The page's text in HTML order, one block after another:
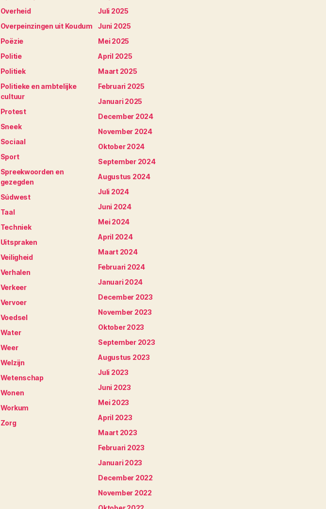
Overheid
Overpeinzingen uit Koudum
Poëzie
Politie
Politiek
Politieke en ambtelijke
cultuur
Protest
Sneek
Sociaal
Sport
Spreekwoorden en
gezegden
Súdwest
Taal
Techniek
Uitspraken
Veiligheid
Verhalen
Verkeer
Vervoer
Voedsel
Water
Weer
Welzijn
Wetenschap
Wonen
Workum
Zorg
Juli 2025
Juni 2025
Mei 2025
April 2025
Maart 2025
Februari 2025
Januari 2025
December 2024
November 2024
Oktober 2024
September 2024
Augustus 2024
Juli 2024
Juni 2024
Mei 2024
April 2024
Maart 2024
Februari 2024
Januari 2024
December 2023
November 2023
Oktober 2023
September 2023
Augustus 2023
Juli 2023
Juni 2023
Mei 2023
April 2023
Maart 2023
Februari 2023
Januari 2023
December 2022
November 2022